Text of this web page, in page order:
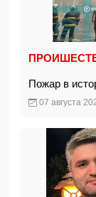
Пожар в
07 августа